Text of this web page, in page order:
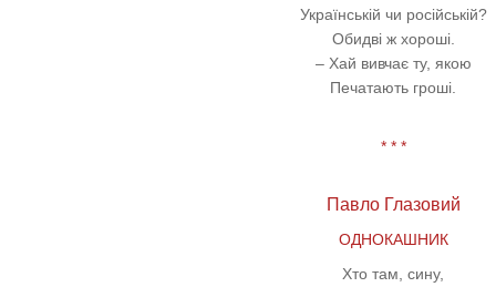
Українській чи російській?
Обидві ж хороші.
– Хай вивчає ту, якою
Печатають гроші.
* * *
Павло Глазовий
ОДНОКАШНИК
Хто там, сину,